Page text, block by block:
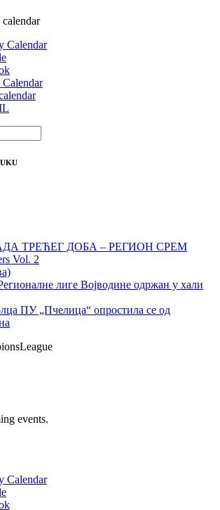
Calendar
ТРЕЋЕГ ДОБА – РЕГИОН СРЕМ
Vol. 2
лиге Војводине одржан у хали
ПУ „Пчелица“ опростила се од
events.
Calendar